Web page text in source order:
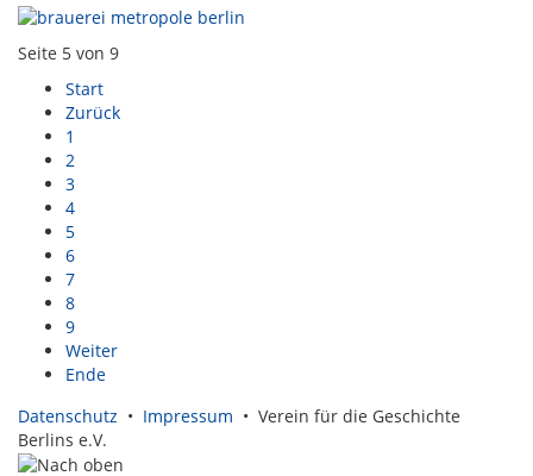
Seite 5 von 9
Start
Zurück
1
2
3
4
5
6
7
8
9
Weiter
Ende
Datenschutz • Impressum • Verein für die Geschichte
Berlins e.V.